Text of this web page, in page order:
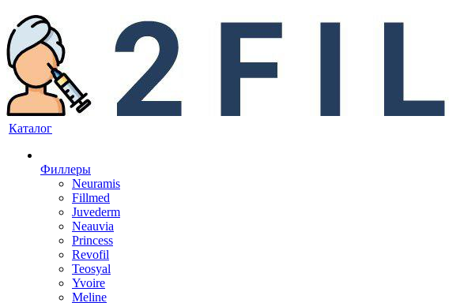
Каталог
Филлеры
Neuramis
Fillmed
Juvederm
Neauvia
Princess
Revofil
Teosyal
Yvoire
Meline